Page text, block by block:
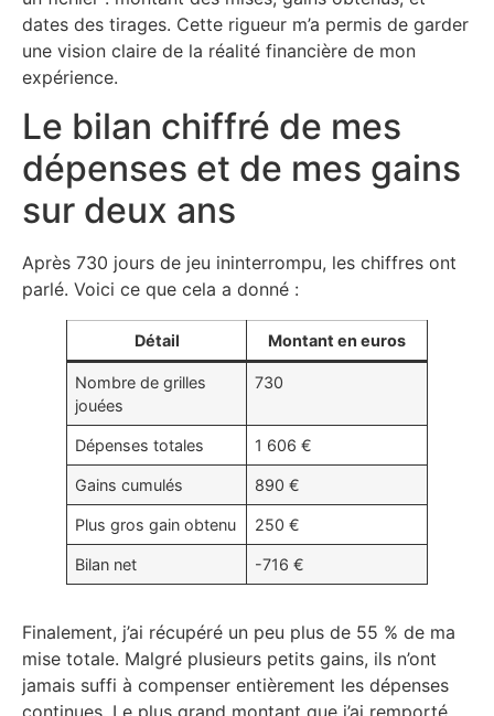
dates des tirages. Cette rigueur m’a permis de garder
une vision claire de la réalité financière de mon
expérience.
Le bilan chiffré de mes
dépenses et de mes gains
sur deux ans
Après 730 jours de jeu ininterrompu, les chiffres ont
parlé. Voici ce que cela a donné :
Détail Montant en euros
Nombre de grilles
jouées
730
Dépenses totales 1 606 €
Gains cumulés 890 €
Plus gros gain obtenu 250 €
Bilan net -716 €
Finalement, j’ai récupéré un peu plus de 55 % de ma
mise totale. Malgré plusieurs petits gains, ils n’ont
jamais suffi à compenser entièrement les dépenses